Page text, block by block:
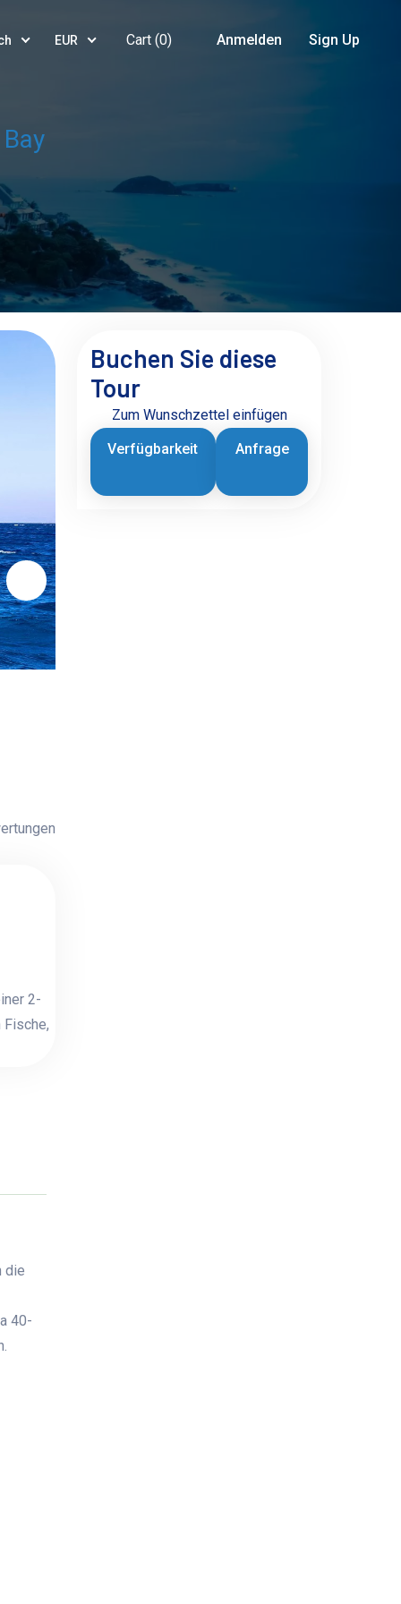
EUR Cart (0) Anmelden Sign Up
2-
die
40-
Buchen Sie diese
Tour
Zum Wunschzettel einfügen
Anfrage